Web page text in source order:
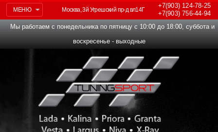
МЕНЮ
+7(903)124-78-25
+7(903)756-44-94
Москва, 3й Угрешский пр-д вл14Г
Мы работаем с понедельника по пятницу с 10:00 до 18:00, суббота и
воскресенье - выходные